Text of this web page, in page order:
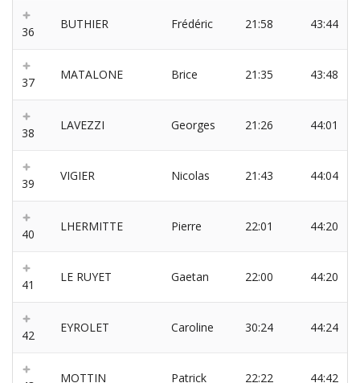
36
BUTHIER Frédéric 21:58 43:44
37
MATALONE Brice 21:35 43:48
38
LAVEZZI Georges 21:26 44:01
39
VIGIER Nicolas 21:43 44:04
40
LHERMITTE Pierre 22:01 44:20
41
LE RUYET Gaetan 22:00 44:20
42
EYROLET Caroline 30:24 44:24
MOTTIN Patrick 22:22 44:42